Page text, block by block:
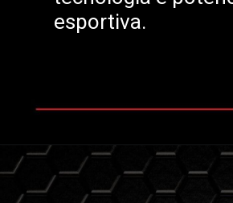
esportiva.